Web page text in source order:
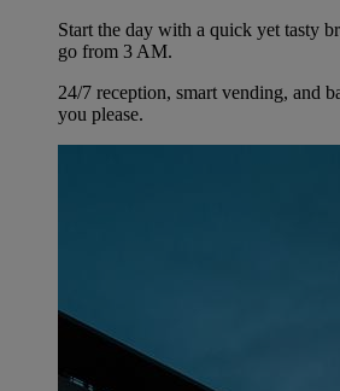
Start the day with a quick yet tasty
go from 3 AM.
24/7 reception, smart vending, and
you please.